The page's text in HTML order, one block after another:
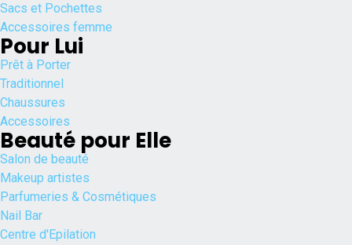
Sacs et Pochettes
Accessoires femme
Pour Lui
Prêt à Porter
Traditionnel
Chaussures
Accessoires
Beauté pour Elle
Salon de beauté
Makeup artistes
Parfumeries & Cosmétiques
Nail Bar
Centre d'Epilation